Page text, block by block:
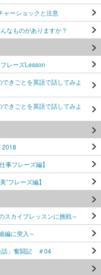
ャーショックと注意
なものがありますか？
レーズLesson
きごとを英語で話してみよ
きごとを英語で話してみよ
2018
事フレーズ編】
”フレーズ編】
スカイプレッスンに挑戦～
編に突入～
話」奮闘記 ＃04